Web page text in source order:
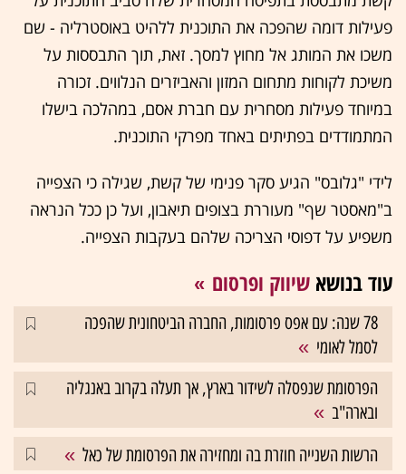
פעילות דומה שהפכה את התוכנית ללהיט באוסטרליה - שם
משכו את המותג אל מחוץ למסך. זאת, תוך התבססות על
משיכת לקוחות מתחום המזון והאביזרים הנלווים. זכורה
במיוחד פעילות מסחרית עם חברת אסם, במהלכה בישלו
המתמודדים בפתיתים באחד מפרקי התוכנית.
לידי "גלובס" הגיע סקר פנימי של קשת, שגילה כי הצפייה
ב"מאסטר שף" מעוררת בצופים תיאבון, ועל כן ככל הנראה
משפיע על דפוסי הצריכה שלהם בעקבות הצפייה.
עוד בנושא שיווק ופרסום
78 שנה: עם אפס פרסומות, החברה הביטחונית שהפכה
לסמל לאומי
הפרסומת שנפסלה לשידור בארץ, אך תעלה בקרוב באנגליה
ובארה"ב
הרשות השנייה חוזרת בה ומחזירה את הפרסומת של כאל